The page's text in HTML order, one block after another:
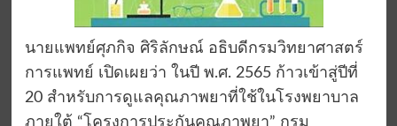
นายแพทย์ศุภกิจ ศิริลักษณ์ อธิบดีกรมวิทยาศาสตร์
การแพทย์ เปิดเผยว่า ในปี พ.ศ. 2565 ก้าวเข้าสู่ปีที่
20 สำหรับการดูแลคุณภาพยาที่ใช้ในโรงพยาบาล
ภายใต้ “โครงการประกันคุณภาพยา” กรม